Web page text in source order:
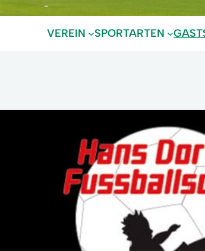
VEREIN SPORTARTEN